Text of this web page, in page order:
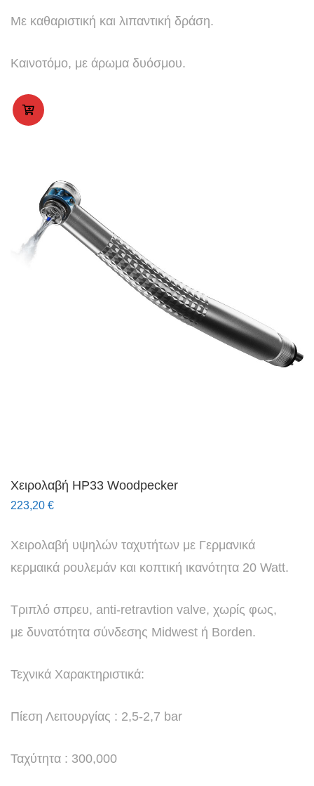
Mε καθαριστική και λιπαντική δράση.
Καινοτόμο, με άρωμα δυόσμου.
Χειρολαβή HP33 Woodpecker
223,20 €
Χειρολαβή υψηλών ταχυτήτων με Γερμανικά
κερμαικά ρουλεμάν και κοπτική ικανότητα 20 Watt.
Τριπλό σπρευ, anti-retravtion valve, χωρίς φως,
με δυνατότητα σύνδεσης Midwest ή Borden.
Τεχνικά Χαρακτηριστικά:
Πίεση Λειτουργίας : 2,5-2,7 bar
Ταχύτητα : 300,000